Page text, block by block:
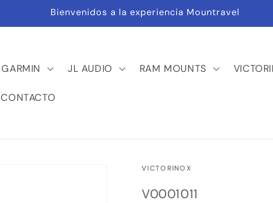
Bienvenidos a la experiencia Mountravel
GARMIN JL AUDIO RAM MOUNTS
CONTACTO
VICTORINOX
SKU:
V0001011